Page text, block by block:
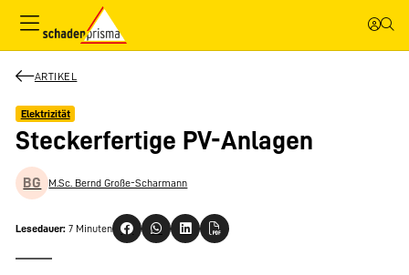
ARTIKEL
Elektrizität
Steckerfertige PV-Anlagen
BG M.Sc. Bernd Große-Scharmann
Lesedauer: 7 Minuten